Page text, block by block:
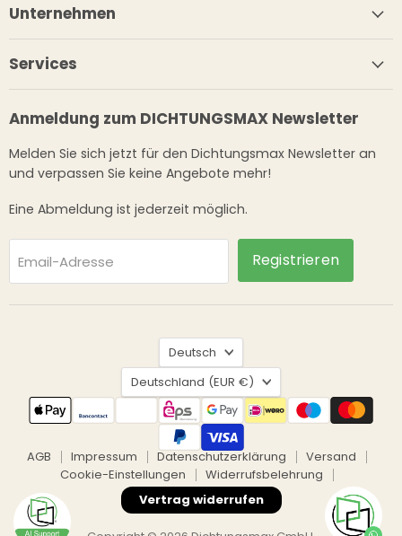
Unternehmen
Services
Anmeldung zum DICHTUNGSMAX Newsletter
Melden Sie sich jetzt für den Dichtungsmax Newsletter an
und verpassen Sie keine Angebote mehr!
Eine Abmeldung ist jederzeit möglich.
Email-Adresse Registrieren
Sprache
Deutsch
Land
Deutschland (EUR €)
AGB Impressum Datenschutzerklärung
Versand
Cookie-Einstellungen
Widerrufsbelehrung
Vertrag widerrufen